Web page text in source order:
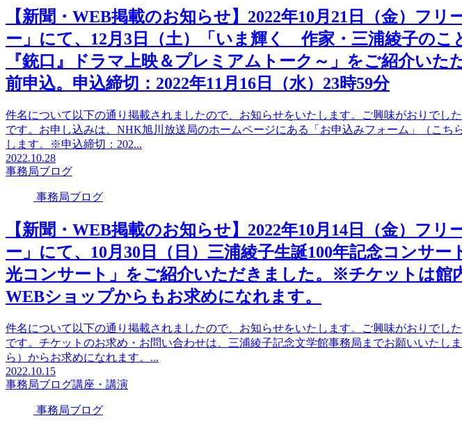
【新聞・WEB掲載のお知らせ】2022年10月21日（金）フリ
ー」にて、12月3日（土）「いま輝く 作家・三浦綾子のこ
『銃口』ドラマ上映＆プレミアムトーク～」をご紹介い
前申込。申込締切：2022年11月16日（水）23時59分
件名について以下の通り掲載されましたので、お知らせをいたします。ご興味がおりでし
です。お申し込みは、NHK旭川放送局のホームページにある「お申込みフォーム」（こち
します。※申込締切：202...
2022.10.28
事務局ブログ
事務局ブログ
【新聞・WEB掲載のお知らせ】2022年10月14日（金）フリ
ー」にて、10月30日（日）三浦綾子生誕100年記念コンサー
光コンサート」をご紹介いただきました。※チケットは館
WEBショップからもお求めになれます。
件名について以下の通り掲載されましたので、お知らせをいたします。ご興味がおりでし
です。チケットのお求め・お問い合わせは、三浦綾子記念文学館事務局までお願いいたし
ら）からお求めになれます。...
2022.10.15
事務局ブログ講座・講演
事務局ブログ